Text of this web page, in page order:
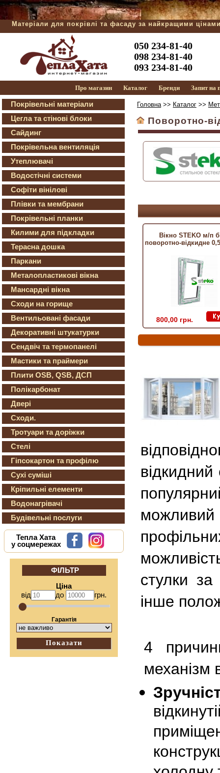
Матеріали для покрівлі та фасаду за найкращими
050 234-81-40
098 234-81-40
093 234-81-40
Про магазин Каталог Бренди Запит на
Покрівельні матеріали
Цегла та стінові блоки
Сайдинг
Покрівельна вентиляція
Утеплювачі
Водостічні системи
Софіти вінілові
Плівки та мембрани
Покрівельні планки
Килими для підкладки
Терасна дошка
Паркани
Металопластикові вікна
Мансардні вікна
Сходи на горище
Вентильовані фасади
Декоративні штукатурки
Сендвіч та термопанелі
Мастики та праймери
Плити OSB, QSB, ДСП
Полікарбонат
Двері
Сходи.
Тротуари та доріжки
Стелі
Гіпсокартон та профілю
Сухі суміші
Кріпильні елементи
Водонагрівачі
Будівельні послуги
Тепла Хата
у соцмережах
ФІЛЬТР
Ціна
від
до грн.
Гарантія
Показати
Головна>> Каталог >>
Поворотно-
Вікно STEKO м/п
поворотно-відкидне
800,00 грн.
можливий
стулки
інше
4
механізм